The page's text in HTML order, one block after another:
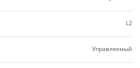
L2
Управляемый